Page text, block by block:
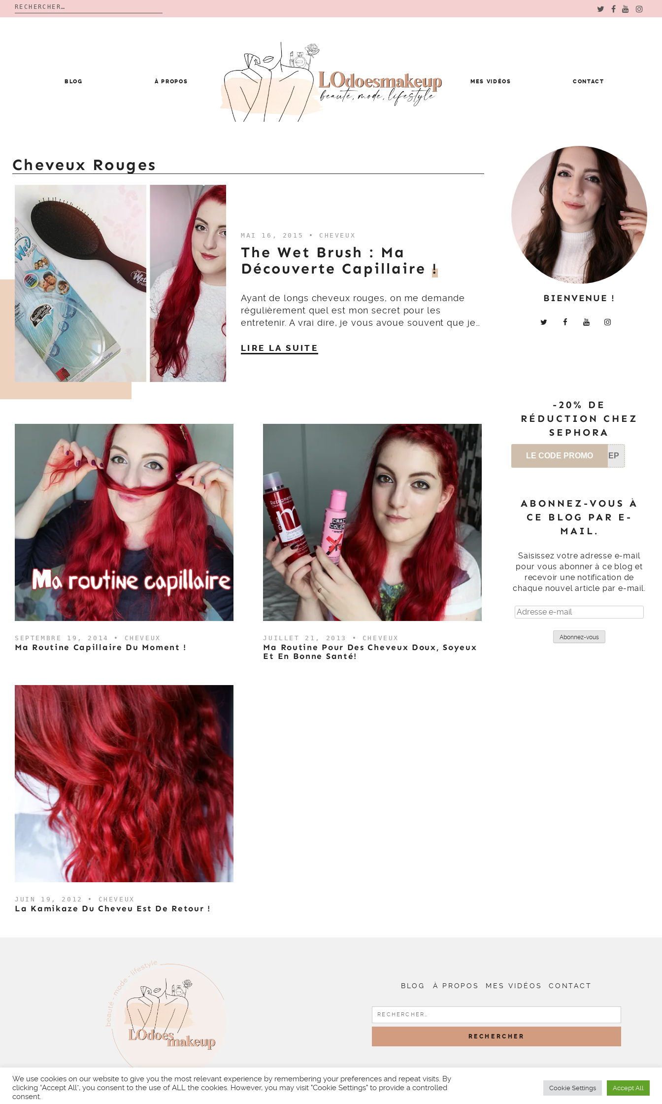
Rechercher :
BLOG À PROPOS MES VIDÉOS CONTACT
Cheveux Rouges
MAI 16, 2015 • CHEVEUX
The Wet Brush : Ma
Découverte Capillaire !
Ayant de longs cheveux rouges, on me demande
régulièrement quel est mon secret pour les
entretenir. A vrai dire, je vous avoue souvent que je…
LIRE LA SUITE
SEPTEMBRE 19, 2014 • CHEVEUX
Ma Routine Capillaire Du Moment !
JUILLET 21, 2013 • CHEVEUX
Ma Routine Pour Des Cheveux Doux, Soyeux
Et En Bonne Santé!
JUIN 19, 2012 • CHEVEUX
La Kamikaze Du Cheveu Est De Retour !
BIENVENUE !
-20% DE
RÉDUCTION CHEZ
SEPHORA
LE CODE PROMO SEP
ABONNEZ-VOUS À
CE BLOG PAR E-
MAIL.
Saisissez votre adresse e-mail
pour vous abonner à ce blog et
recevoir une notification de
chaque nouvel article par e-mail.
Adresse
e-
Abonnez-vous
BLOG À PROPOS MES VIDÉOS CONTACT
RECHERCHER :
We use cookies on our website to give you the most relevant experience by remembering your preferences and repeat visits. By
clicking “Accept All”, you consent to the use of ALL the cookies. However, you may visit "Cookie Settings" to provide a controlled
consent.
Cookie Settings Accept All